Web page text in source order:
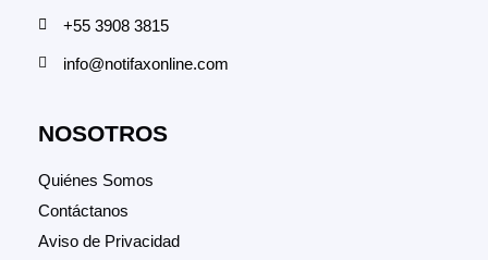
+55 3908 3815
info@notifaxonline.com
NOSOTROS
Quiénes Somos
Contáctanos
Aviso de Privacidad